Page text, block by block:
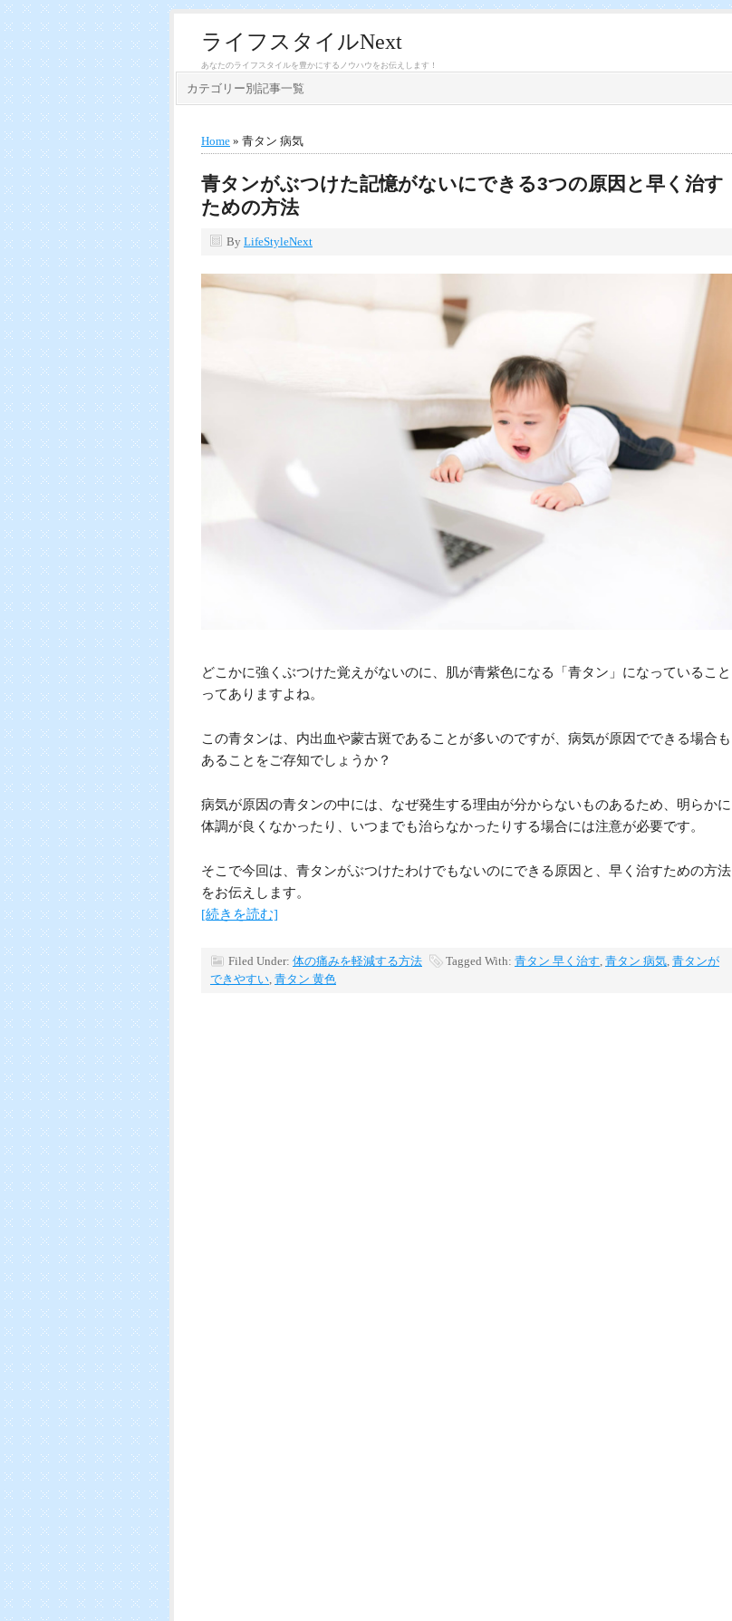
ライフスタイルNext
あなたのライフスタイルを豊かにするノウハウをお伝えします！
カテゴリー別記事一覧
Home » 青タン 病気
青タンがぶつけた記憶がないにできる3つの原因と早く治す
ための方法
By LifeStyleNext
どこかに強くぶつけた覚えがないのに、肌が青紫色になる「青タン」になっていること
ってありますよね。
この青タンは、内出血や蒙古斑であることが多いのですが、病気が原因でできる場合も
あることをご存知でしょうか？
病気が原因の青タンの中には、なぜ発生する理由が分からないものあるため、明らかに
体調が良くなかったり、いつまでも治らなかったりする場合には注意が必要です。
そこで今回は、青タンがぶつけたわけでもないのにできる原因と、早く治すための方法
をお伝えします。
[続きを読む]
Filed Under: 体の痛みを軽減する方法 Tagged With: 青タン 早く治す 青タン 病気 青タンが
できやすい 青タン 黄色